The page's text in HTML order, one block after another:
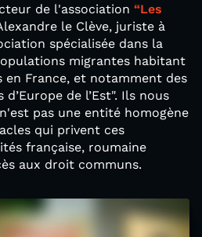
de l'association “Les
le Clève, juriste à
spécialisée dans la
migrantes habitant
en France, et notamment des
de l’Est". Ils nous
pas une entité homogène
qui privent ces
française, roumaine
aux droit communs.